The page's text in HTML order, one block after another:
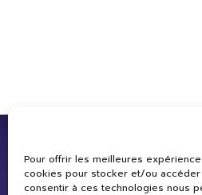
Pour offrir les meilleures
cookies pour stocker et/ou
consentir à ces technologies nous